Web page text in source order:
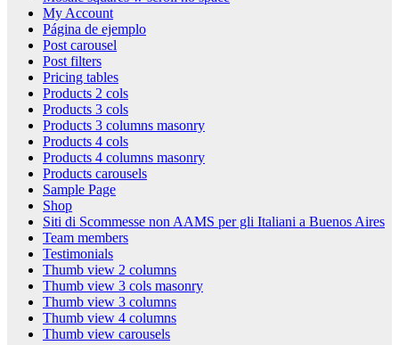
My Account
Página de ejemplo
Post carousel
Post filters
Pricing tables
Products 2 cols
Products 3 cols
Products 3 columns masonry
Products 4 cols
Products 4 columns masonry
Products carousels
Sample Page
Shop
Siti di Scommesse non AAMS per gli Italiani a Buenos Aires
Team members
Testimonials
Thumb view 2 columns
Thumb view 3 cols masonry
Thumb view 3 columns
Thumb view 4 columns
Thumb view carousels